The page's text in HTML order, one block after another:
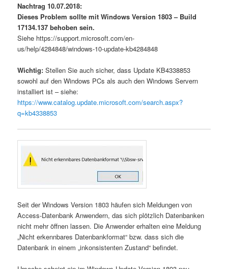
Nachtrag 10.07.2018:
Dieses Problem sollte mit Windows Version 1803 – Build
17134.137 behoben sein.
Siehe https://support.microsoft.com/en-
us/help/4284848/windows-10-update-kb4284848
Wichtig: Stellen Sie auch sicher, dass Update KB4338853
sowohl auf den Windows PCs als auch den Windows Servern
installiert ist – siehe:
https://www.catalog.update.microsoft.com/search.aspx?
q=kb4338853
Seit der Windows Version 1803 häufen sich Meldungen von
Access-Datenbank Anwendern, das sich plötzlich Datenbanken
nicht mehr öffnen lassen. Die Anwender erhalten eine Meldung
„Nicht erkennbares Datenbankformat“ bzw. dass sich die
Datenbank in einem „inkonsistenten Zustand“ befindet.